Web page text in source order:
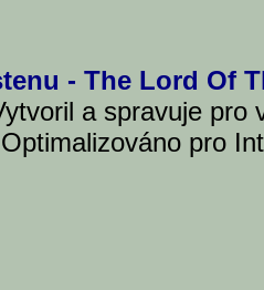
- The Lord Of
a spravuje pro
Optimalizováno pro